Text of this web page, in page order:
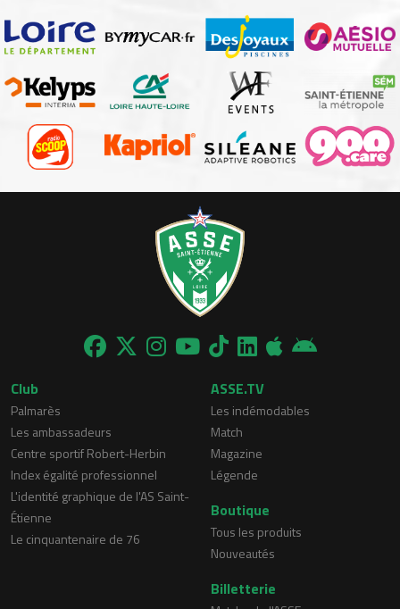
Club
Palmarès
Les ambassadeurs
Centre sportif Robert-Herbin
Index égalité professionnel
L'identité graphique de l'AS Saint-
Étienne
Le cinquantenaire de 76
ASSE.TV
Les indémodables
Match
Magazine
Légende
Boutique
Tous les produits
Nouveautés
Billetterie